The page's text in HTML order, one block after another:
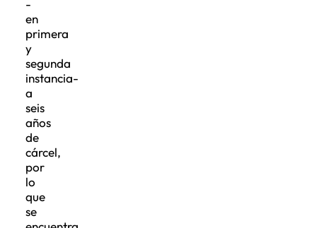
-
en
primera
y
segunda
instancia-
a
seis
años
de
cárcel,
por
lo
que
se